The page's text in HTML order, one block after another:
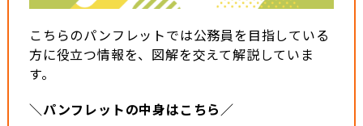
こちらのパンフレットでは公務員を目指している
方に役立つ情報を、図解を交えて解説していま
す。
＼パンフレットの中身はこちら／